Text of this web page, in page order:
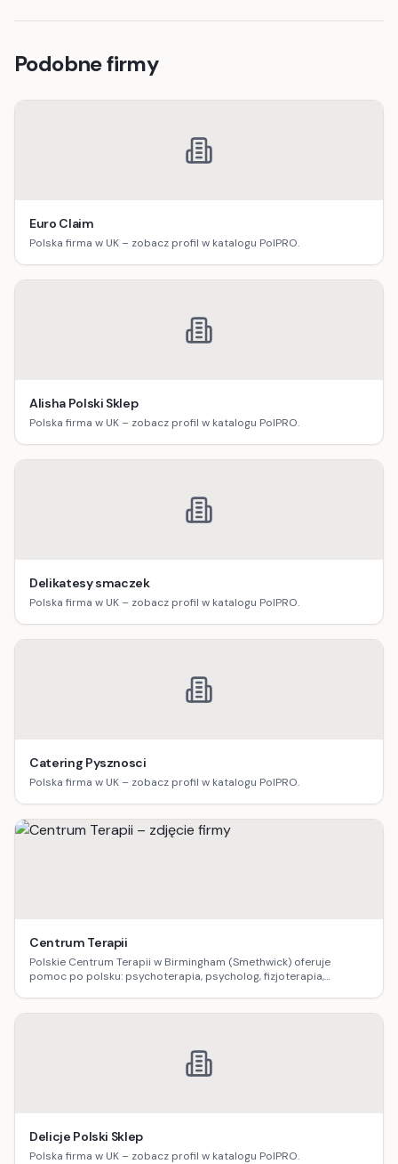
Podobne firmy
Euro Claim
Polska firma w UK – zobacz profil w katalogu PolPRO.
Alisha Polski Sklep
Polska firma w UK – zobacz profil w katalogu PolPRO.
Delikatesy smaczek
Polska firma w UK – zobacz profil w katalogu PolPRO.
Catering Pysznosci
Polska firma w UK – zobacz profil w katalogu PolPRO.
Centrum Terapii
Polskie Centrum Terapii w Birmingham (Smethwick) oferuje
pomoc po polsku: psychoterapia, psycholog, fizjoterapia,
Delicje Polski Sklep
Polska firma w UK – zobacz profil w katalogu PolPRO.